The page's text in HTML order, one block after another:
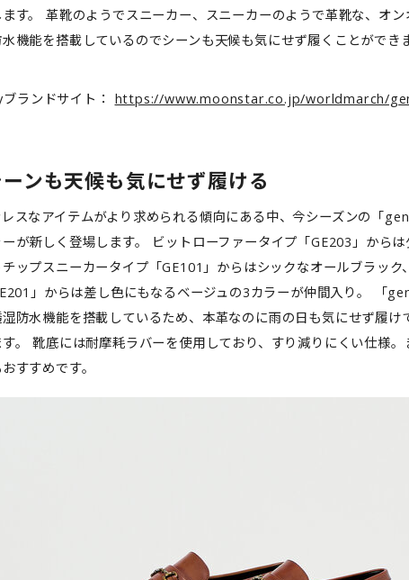
す。 革靴のようでスニーカー、スニーカーのようで革靴な、オン
機能を搭載しているのでシーンも天候も気にせず履くことができま
ランドサイト： https://www.moonstar.co.jp/worldmarch/
ンも天候も気にせず履ける
スなアイテムがより求められる傾向にある中、今シーズンの「
が新しく登場します。 ビットローファータイプ「GE203」から
ップスニーカータイプ「GE101」からはシックなオールブラック
」からは差し色にもなるベージュの3カラーが仲間入り。 「
防水機能を搭載しているため、本革なのに雨の日も気にせず履
。 靴底には耐摩耗ラバーを使用しており、すり減りにくい仕様
すすめです。